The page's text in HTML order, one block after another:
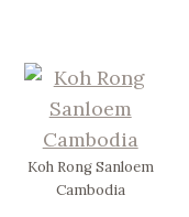
Koh Rong Sanloem
Cambodia